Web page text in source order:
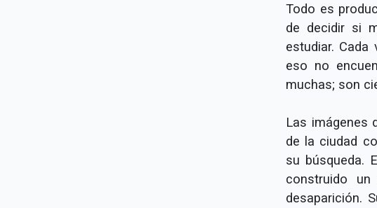
Todo es
de decidir si
estudiar.
eso no
muchas; son
Las imágenes
de la ciudad
su búsqueda.
construido
desaparición.